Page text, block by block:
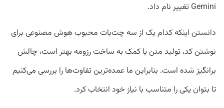
Gemini تغییر نام داد.
دانستن اینکه کدام یک از سه چت‌بات محبوب هوش مصنوعی برای
نوشتن کد، تولید متن یا کمک به ساخت رزومه بهتر است، چالش
برانگیز شده است. بنابراین ما عمده‌ترین تفاوت‌ها را بررسی می‌کنیم
تا بتوان یکی را متناسب با نیاز خود انتخاب کرد.